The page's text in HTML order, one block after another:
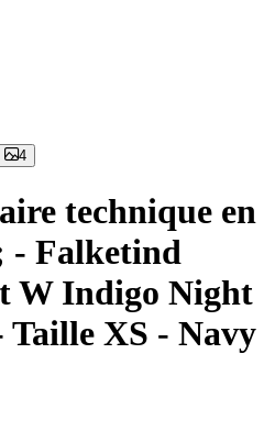
4
technique en
- Falketind
W Indigo Night
Taille XS - Navy